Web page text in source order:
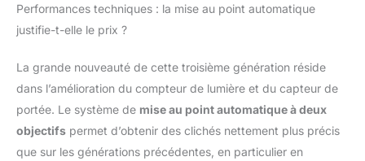
et double exposition.
emblématique
disponible en six
Fabriqué avec soin à
partir de 40 % de
matériaux recyclés et
Performances techniques : la mise au point automatique
justifie-t-elle le prix ?
La grande nouveauté de cette troisième génération réside
dans l’amélioration du compteur de lumière et du capteur de
portée. Le système de mise au point automatique à deux
objectifs permet d’obtenir des clichés nettement plus précis
que sur les générations précédentes, en particulier en